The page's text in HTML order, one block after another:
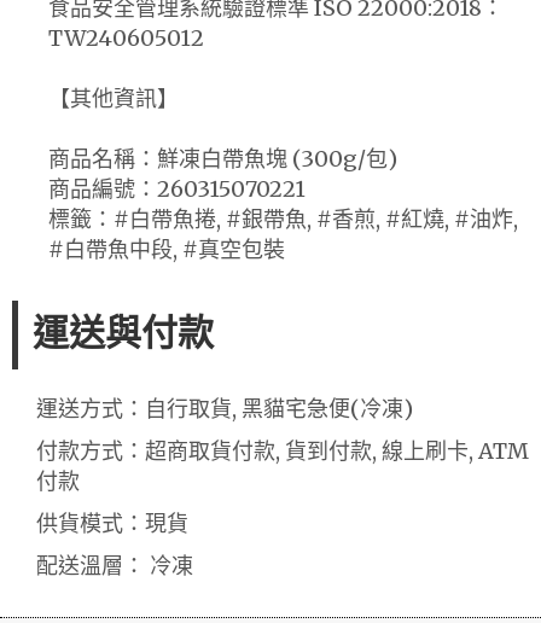
食品安全管理系統驗證標準 ISO 22000:2018：
TW240605012
【其他資訊】
商品名稱：鮮凍白帶魚塊 (300g/包)
商品編號：260315070221
標籤：#白帶魚捲, #銀帶魚, #香煎, #紅燒, #油炸,
#白帶魚中段, #真空包裝
運送與付款
運送方式：自行取貨, 黑貓宅急便(冷凍)
付款方式：超商取貨付款, 貨到付款, 線上刷卡, ATM
付款
供貨模式：現貨
配送溫層： 冷凍